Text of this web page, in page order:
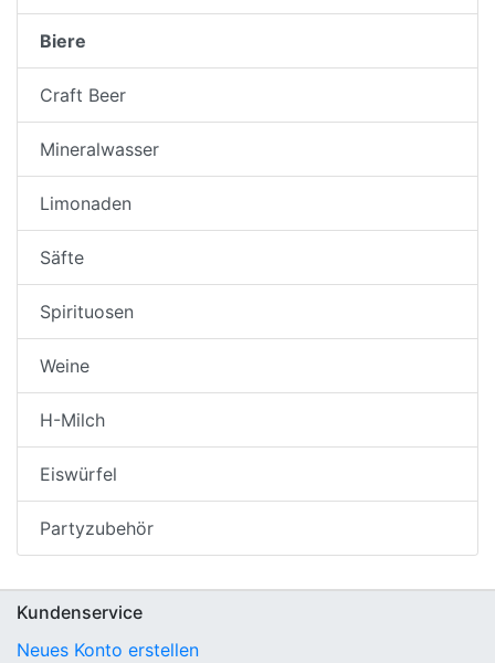
Biere
Craft Beer
Mineralwasser
Limonaden
Säfte
Spirituosen
Weine
H-Milch
Eiswürfel
Partyzubehör
Kundenservice
Neues Konto erstellen